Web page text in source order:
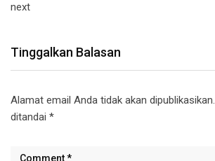
next
Tinggalkan Balasan
Alamat email Anda tidak akan dipublikasikan.
ditandai *